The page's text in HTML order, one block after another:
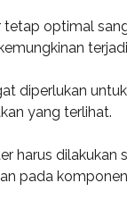
optimal
diperlukan
yang terlihat.
harus dilakukan
pada